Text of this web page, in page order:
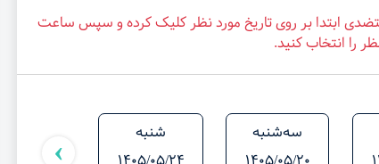
ابتدا بر روی تاریخ مورد نظر کلیک کرده و سپس ساعت
را انتخاب کنید.
سه‌شنبه
شنبه
›